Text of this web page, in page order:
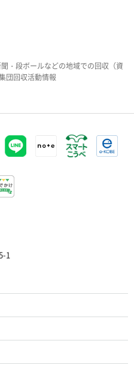
・段ボールなどの地域での回収（資
団回収活動情報
1